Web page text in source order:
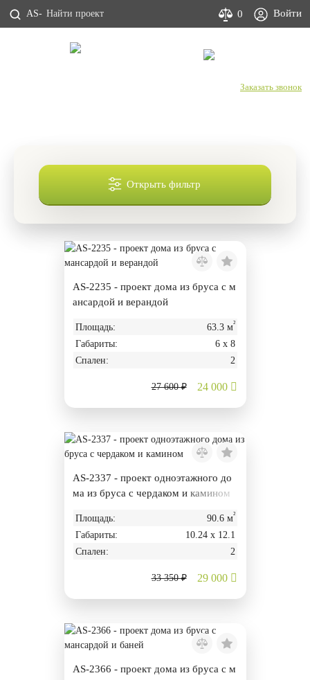
AS- 0 Войти
Заказать звонок
Открыть фильтр
AS-2235 - проект дома из бруса с м
ансардой и верандой
Площадь: 63.3 м²
Габариты:
6 х 8
Спален:
2
27 600 ₽ 24 000
AS-2337 - проект одноэтажного до
ма из бруса с чердаком и камином
Площадь: 90.6 м²
Габариты:
10.24 х 12.1
Спален:
2
33 350 ₽ 29 000
AS-2366 - проект дома из бруса с м